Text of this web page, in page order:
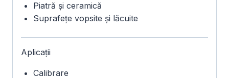
Piatră și ceramică
Suprafețe vopsite și lăcuite
Aplicații
Calibrare